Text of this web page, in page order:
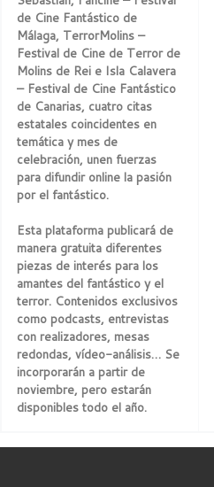
de Cine Fantástico de
Málaga, TerrorMolins –
Festival de Cine de Terror de
Molins de Rei e Isla Calavera
– Festival de Cine Fantástico
de Canarias, cuatro citas
estatales coincidentes en
temática y mes de
celebración, unen fuerzas
para difundir online la pasión
por el fantástico.
Esta plataforma publicará de
manera gratuita diferentes
piezas de interés para los
amantes del fantástico y el
terror. Contenidos exclusivos
como podcasts, entrevistas
con realizadores, mesas
redondas, vídeo-análisis… Se
incorporarán a partir de
noviembre, pero estarán
disponibles todo el año.